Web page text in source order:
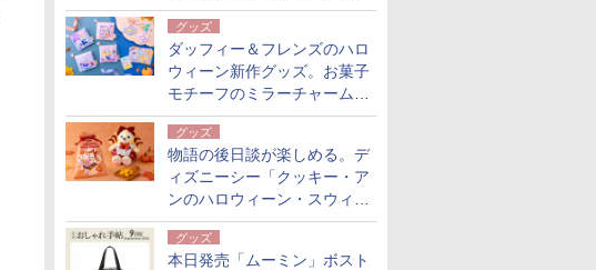
豪華バイキングを体験してき
た！
グッズ
ダッフィー＆フレンズのハロ
ウィーン新作グッズ。お菓子
モチーフのミラーチャーム/
デザインポーチほか
グッズ
物語の後日談が楽しめる。デ
ィズニーシー「クッキー・ア
ンのハロウィーン・スウィー
トサプライズ」限定グッズ公
開グッズ
本日発売「ムーミン」ボスト